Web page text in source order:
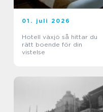
01. juli 2026
Hotell växjö så hittar du
rätt boende för din
vistelse